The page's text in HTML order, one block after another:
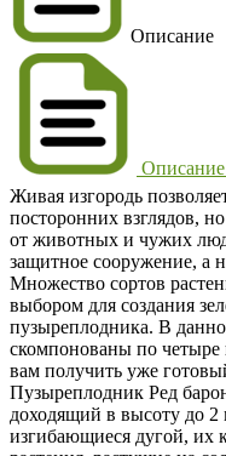
Описание
Описание
Живая изгородь
посторонних взглядов,
от животных и чужих
защитное сооружение, а
Множество сортов
выбором для создания
пузыреплодника. В
скомпонованы по
вам получить уже
Пузыреплодник Ред
доходящий в высоту до
изгибающиеся дугой, их